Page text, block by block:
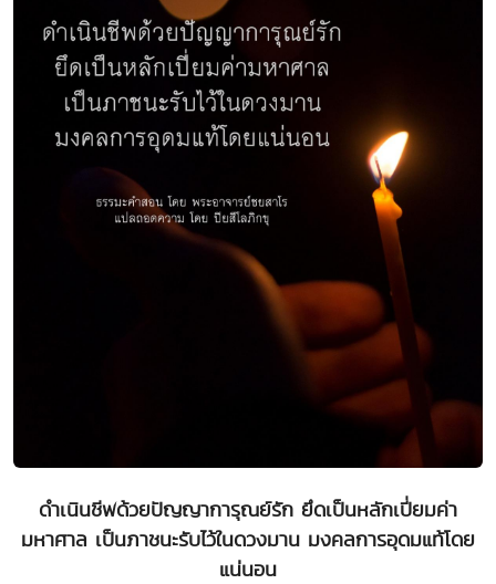
ดำเนินชีพด้วยปัญญาการุณย์รัก ยึดเป็นหลักเปี่ยมค่า
มหาศาล เป็นภาชนะรับไว้ในดวงมาน มงคลการอุดมแท้โดย
แน่นอน